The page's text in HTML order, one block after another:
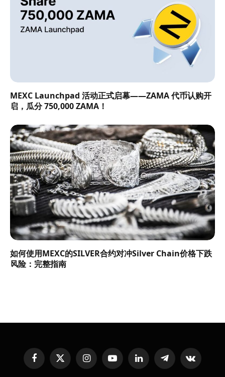
MEXC Launchpad 活动正式启幕——ZAMA 代币认购开
启，瓜分 750,000 ZAMA！
如何使用MEXC的SILVER合约对冲Silver Chain价格下跌
风险：完整指南
FacebookX
(Twitter)
InstagramYouTubeLinkedInTelegramVKontakte